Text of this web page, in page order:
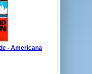
- Americana